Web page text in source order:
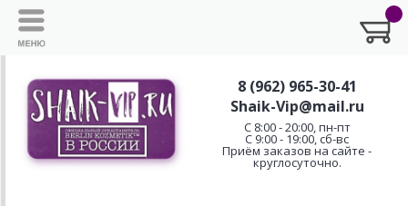
8 (962) 965-30-41
Shaik-Vip@mail.ru
C 8:00 - 20:00, пн-пт
С 9:00 - 19:00, сб-вс
Приём заказов на сайте -
круглосуточно.